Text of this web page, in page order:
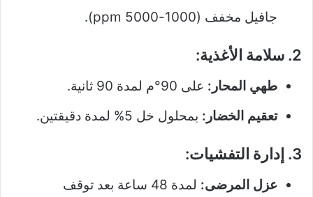
جافيل مخفف (1000-5000 ppm).
2. سلامة الأغذية:
طهي المحار: على 90°م لمدة 90 ثانية.
تعقيم الخضار: بمحلول خل 5% لمدة دقيقتين.
3. إدارة التفشيات:
عزل المرضى:
لمدة 48 ساعة بعد توقف